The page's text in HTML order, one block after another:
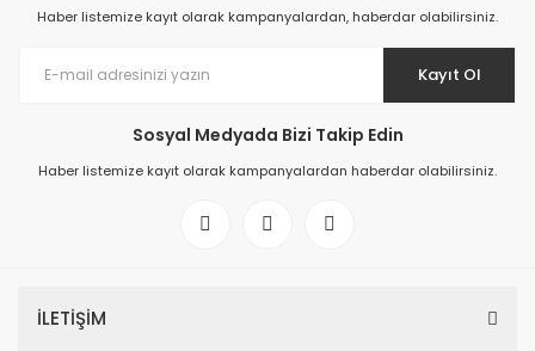
Haber listemize kayıt olarak kampanyalardan, haberdar olabilirsiniz.
Kayıt Ol
Sosyal Medyada Bizi Takip Edin
Haber listemize kayıt olarak kampanyalardan haberdar olabilirsiniz.
İLETİŞİM